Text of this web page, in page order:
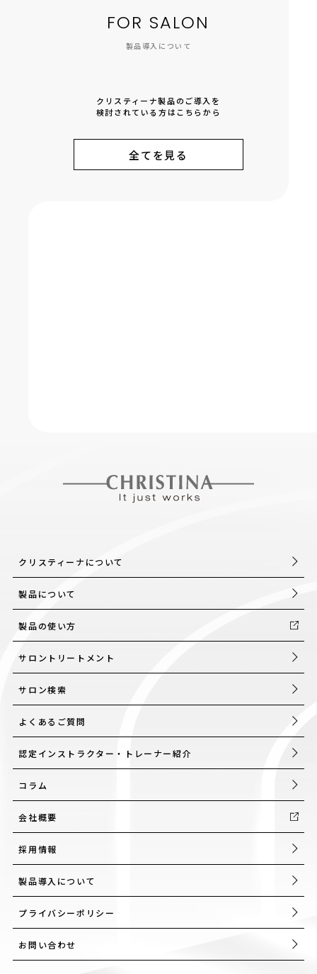
FOR SALON
製品導入について
クリスティーナ製品のご導入を
検討されている方はこちらから
全てを見る
クリスティーナについて
製品について
製品の使い方
サロントリートメント
サロン検索
よくあるご質問
認定インストラクター・トレーナー紹介
コラム
会社概要
採用情報
製品導入について
プライバシーポリシー
お問い合わせ